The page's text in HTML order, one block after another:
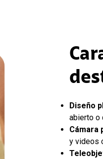
Diseño
abierto o
Cámara
y videos